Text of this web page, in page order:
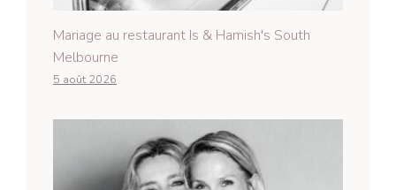
Mariage au restaurant Is & Hamish's South
Melbourne
5 août 2026